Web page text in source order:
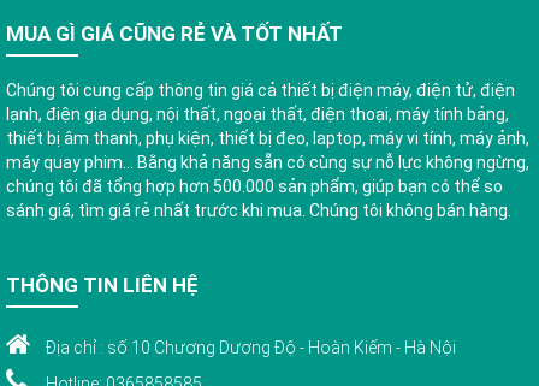
MUA GÌ GIÁ CŨNG RẺ VÀ TỐT NHẤT
Chúng tôi cung cấp thông tin giá cả thiết bị điện máy, điện tử, điện
lạnh, điện gia dụng, nội thất, ngoại thất, điện thoại, máy tính bảng,
thiết bị âm thanh, phụ kiện, thiết bị đeo, laptop, máy vi tính, máy ảnh,
máy quay phim... Bằng khả năng sẵn có cùng sự nỗ lực không ngừng,
chúng tôi đã tổng hợp hơn 500.000 sản phẩm, giúp bạn có thể so
sánh giá, tìm giá rẻ nhất trước khi mua. Chúng tôi không bán hàng.
THÔNG TIN LIÊN HỆ
Địa chỉ : số 10 Chương Dương Độ - Hoàn Kiếm - Hà Nội